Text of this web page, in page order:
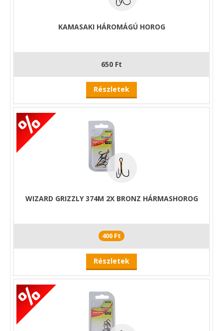
KAMASAKI HÁROMÁGÚ HOROG
650 Ft
Részletek
WIZARD GRIZZLY 374M 2X BRONZ HÁRMASHOROG
400 Ft
Részletek